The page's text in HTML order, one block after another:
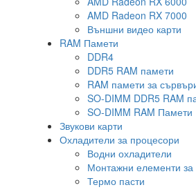
AMD Radeon RX 7000
Външни видео карти
RAM Памети
DDR4
DDR5 RAM памети
RAM памети за
SO-DIMM DDR5 RAM
SO-DIMM RAM Памети
Звукови карти
Охладители за процесори
Водни охладители
Монтажни елементи за
Термо пасти